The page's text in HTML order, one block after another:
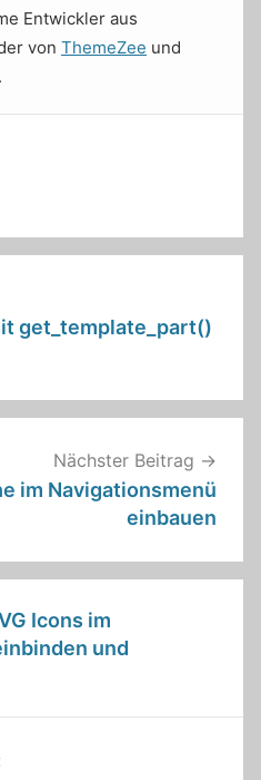
Entwickler aus
von ThemeZee und
.
get_template_part()
Nächster Beitrag
im Navigationsmenü
einbauen
Icons im
und